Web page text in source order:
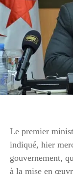
Le premier
indiqué, hier
gouvernement,
à la mise en